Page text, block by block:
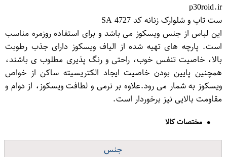
p30roid.ir
ست تاپ و شلوارک زنانه کد 4727 SA
این لباس از جنس ویسکوز می باشد و برای استفاده روزمره مناسب
است. پارچه های تهیه شده از الیاف ویسکوز دارای جذب رطوبت
بالا، خاصیت تنفس خوب، راحتی و رنگ پذیری مطلوب ی باشند،
همچنین پایین بودن خاصیت ایجاد الکتریسیته ساکن از خواص
ویسکوز به شمار می رود.علاوه بر نرمی و لطافت ویسکوز، از دوام و
مقاومت بالایی نیز برخوردار است.
مختصات کالا
جنس